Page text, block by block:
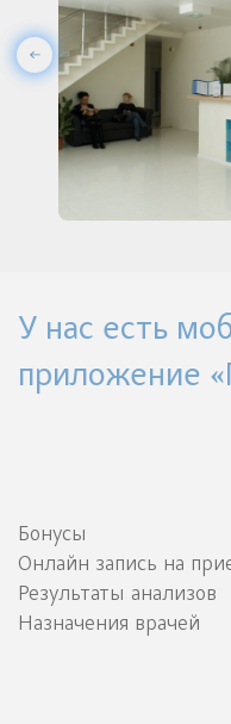
У нас есть
приложение
Бонусы
Онлайн запись на
Результаты анализов
Назначения врачей